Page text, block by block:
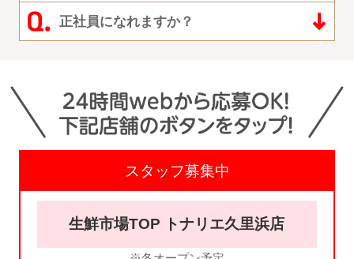
正社員になれますか？
スタッフ募集中
生鮮市場TOP トナリエ久里浜店